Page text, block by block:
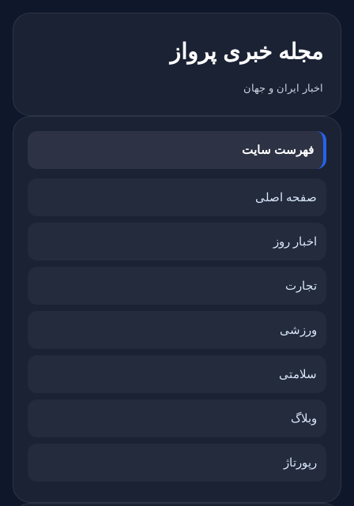
مجله خبری پرواز
اخبار ایران و جهان
فهرست سایت
صفحه اصلی
اخبار روز
تجارت
ورزشی
سلامتی
وبلاگ
رپورتاژ